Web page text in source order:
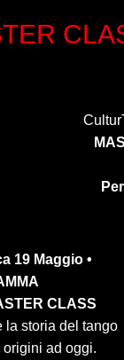
19 Maggio •
CLASS
la storia del tango
ad oggi.